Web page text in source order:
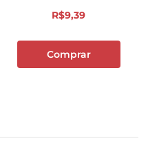
R$9,39
Comprar